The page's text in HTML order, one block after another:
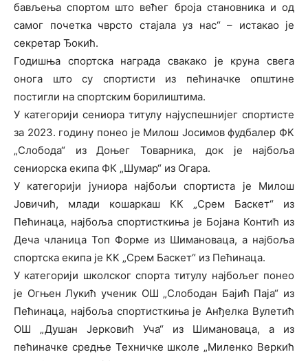
бављења спортом што већег броја становника и од
самог почетка чврсто стајала уз нас“ – истакао је
секретар Ђокић.
Годишња спортска награда свакако је круна свега
онога што су спортисти из пећиначке општине
постигли на спортским борилиштима.
У категорији сениора титулу најуспешнијег спортисте
за 2023. годину понео је Милош Јосимов фудбалер ФК
„Слобода“ из Доњег Товарника, док је најбоља
сениорска екипа ФК „Шумар“ из Огара.
У категорији јуниора најбољи спортиста је Милош
Јовичић, млади кошаркаш КК „Срем Баскет“ из
Пећинаца, најбоља спортисткиња је Бојана Контић из
Деча чланица Топ Форме из Шимановаца, а најбоља
спортска екипа је КК „Срем Баскет“ из Пећинаца.
У категорији школског спорта титулу најбољег понео
је Огњен Лукић ученик ОШ „Слободан Бајић Паја“ из
Пећинаца, најбоља спортисткиња је Анђелка Вулетић
ОШ „Душан Јерковић Уча“ из Шимановаца, а из
пећиначке средње Техничке школе „Миленко Веркић